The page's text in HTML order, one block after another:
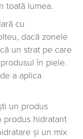
toată lumea.
cu
dacă zonele
un strat pe care
în piele.
a aplica
un produs
produs hidratant
și un mix